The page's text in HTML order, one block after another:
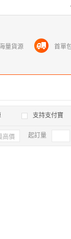
支持支付寶
起訂量
海量貨源 首單